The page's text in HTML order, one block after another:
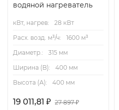
водяной нагреватель
кВт, нагрев:
28 кВт
Расх. возд. м³/ч:
1600 м³
Диаметр.:
315 мм
Ширина (B):
400 мм
Высота (А):
400 мм
19 011,81 ₽ 27 897₽